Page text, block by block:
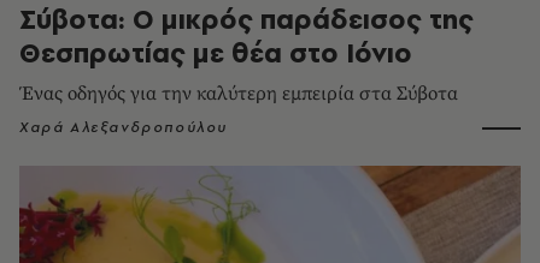
Σύβοτα: Ο μικρός παράδεισος της
Θεσπρωτίας με θέα στο Ιόνιο
Ένας οδηγός για την καλύτερη εμπειρία στα Σύβοτα
Χαρά Αλεξανδροπούλου